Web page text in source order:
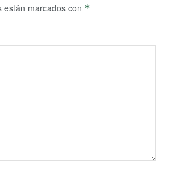
están marcados con *